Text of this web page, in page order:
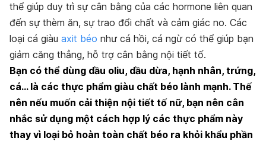
thể giúp duy trì sự cân bằng của các hormone liên quan
đến sự thèm ăn, sự trao đổi chất và cảm giác no. Các
loại cá giàu axit béo như cá hồi, cá ngừ có thể giúp bạn
giảm căng thẳng, hỗ trợ cân bằng nội tiết tố.
Bạn có thể dùng dầu oliu, dầu dừa, hạnh nhân, trứng,
cá… là các thực phẩm giàu chất béo lành mạnh. Thế
nên nếu muốn cải thiện nội tiết tố nữ, bạn nên cân
nhắc sử dụng một cách hợp lý các thực phẩm này
thay vì loại bỏ hoàn toàn chất béo ra khỏi khẩu phần